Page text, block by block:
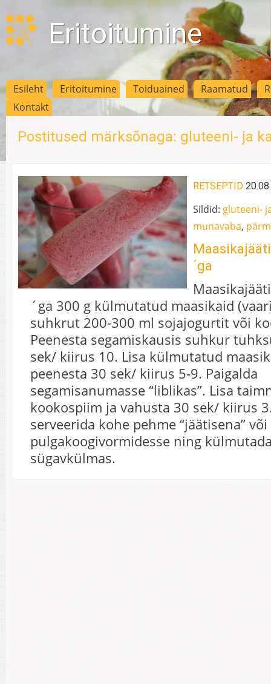
Eritoitumine
Esileht Eritoitumine Toiduained Raamatud
Kontakt
Postitused märksõnaga: gluteeni- ja
RETSEPTID
Sildid: gluteeni-
munavaba,
´ga
´ga 300 g külmutatud maasikaid
suhkrut 200-300 ml sojajogurtit või
Peenesta segamiskausis suhkur
sek/ kiirus 10. Lisa külmutatud
peenesta 30 sek/ kiirus 5-9. Paigalda
segamisanumasse “liblikas”. Lisa
kookospiim ja vahusta 30 sek/ kiirus
serveerida kohe pehme “jäätisena”
pulgakoogivormidesse ning
sügavkülmas.